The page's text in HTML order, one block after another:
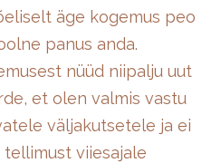
äge kogemus peo
panus anda.
nüüd niipalju uut
et olen valmis vastu
väljakutsetele ja ei
viiesajale